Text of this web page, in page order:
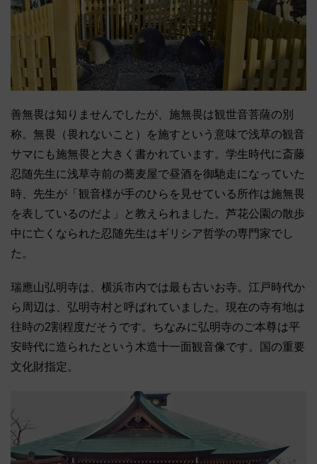
善無畏は知りませんでしたが、施無畏は観世音菩薩の別
称。無畏（畏れないこと）を施すという意味で浅草の観音
サマにも施無畏と大きく書かれています。学生時代に斎藤
忍随先生に浅草寺前の蕎麦屋で昼酒を御馳走になっていた
時、先生が「観音様が手のひらを見せている所作は施無畏
を表しているのだよ」と教えられました。芦花公園の散歩
中に亡くなられた忍随先生はギリシア哲学の専門家でし
た。
瑞應山弘明寺は、横浜市内では最も古いお寺。江戸時代か
ら周辺は、弘明寺村と呼ばれていました。現在の寺有地は
往時の2割程度だそうです。ちなみに弘明寺のご本尊は平
安時代に造られたという木造十一面観音像です。国の重要
文化財指定。